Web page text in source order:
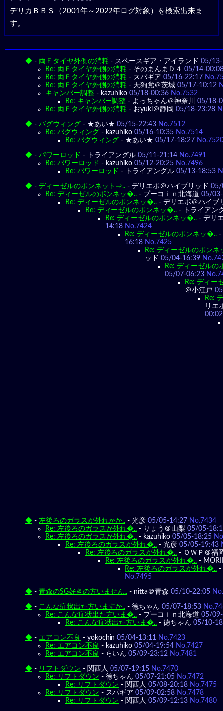
デリカＢＢＳ（2001年～2022年ログ対象）を検索出来ま
す。
◆ - 両Ｆタイヤ外側の消耗 - スペースギア・アイランド 05/13-
Re: 両Ｆタイヤ外側の消耗 - そのまんまＤ４ 05/14-00:08
Re: 両Ｆタイヤ外側の消耗 - スパギア 05/16-22:17
Re: 両Ｆタイヤ外側の消耗 - 天狗党＠茨城 05/17-10:12
キャンバー調整 - kazuhiko 05/18-00:36 No.7532
Re: キャンバー調整 - よっちゃん＠神奈川
05/18-
Re: 両Ｆタイヤ外側の消耗 - おyuki＠静岡 05/18-23:28
◆ - バグウィング - ★あい★ 05/15-22:43 No.7512
Re: バグウィング - kazuhiko 05/16-10:35 No.7514
Re: バグウィング - ★あい★ 05/17-18:27 No.7520
◆ - パワーロッド - トライアングル 05/11-21:14 No.7491
Re: パワーロッド - kazuhiko 05/12-20:25 No.7496
Re: パワーロッド - トライアングル 05/13-18:53
◆ - ディーゼルのボンネット⇒.. - デリエボ＠ハイブリッド 05/
Re: ディーゼルのボンネッ�.. - プーコｉｎ北海道 05/
Re: ディーゼルのボンネッ�.. - デリエボ＠ハイブ
Re: ディーゼルのボンネッ�.. -
トライアン
Re: ディーゼルのボンネッ�.. - デリ
14:18 No.7424
Re: ディーゼルのボンネッ�.. -
16:18 No.7425
Re: ディーゼルのボンネ
ッド 05/04-16:39
Re: ディーゼルの
05/07-06:23
Re: ディー
＠小江戸
Re:
リエ
00:02
◆ - 左後ろのガラスが外れかか.. - 光彦 05/05-14:27 No.7434
Re: 左後ろのガラスが外れ�.. - りょう＠山梨 05/05-
Re: 左後ろのガラスが外れ�.. - kazuhiko 05/05-18:25
Re: 左後ろのガラスが外れ�.. - 光彦 05/05-19:43
Re: 左後ろのガラスが外れ�.. - ＯＷＰ＠福
Re: 左後ろのガラスが外れ�.. -
Re: 左後ろのガラスが外れ�.. -
No.7495
◆ - 青森のSG好きの方いません.. - nitta＠青森 05/10-22:05
◆ - こんな症状出た方いますか.. - 徳ちゃん 05/07-18:53
Re: こんな症状出た方いま�.. - プーコｉｎ北海道 05/
Re: こんな症状出た方いま�.. - 徳ちゃん 05/10-
◆ - エアコン不良 - yokochin 05/04-13:11
No.7423
Re: エアコン不良 - kazuhiko 05/04-19:54 No.7427
Re: エアコン不良 - らいん 05/09-23:12 No.7481
◆ - リフトダウン - 関西人 05/07-19:15 No.7470
Re: リフトダウン - 徳ちゃん 05/07-21:05 No.7472
Re: リフトダウン - 関西人 05/08-20:18 No.7475
Re: リフトダウン - スパギア 05/09-02:58 No.7478
Re: リフトダウン - 関西人 05/09-12:13 No.7480